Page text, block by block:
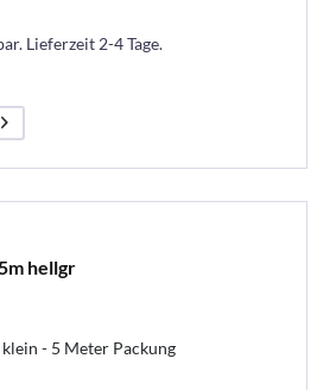
Lieferzeit 2-4 Tage.
hellgr
- 5 Meter Packung